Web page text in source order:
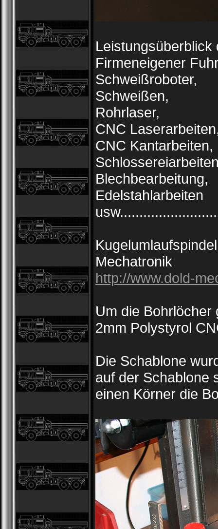
Firmeneigener
Schweißroboter,
Schweißen,
Rohrlaser,
CNC
CNC Kantarbeiten,
Blechbearbeitung,
Edelstahlarbeiten
Mechatronik
http://www.dold-
Um die
2mm Polystyrol
Die Schablone
auf der Schablone
einen Körner die